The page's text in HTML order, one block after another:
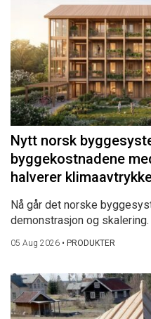
Nytt norsk
byggekostnadene
halverer
Nå går det norske
demonstrasjon og skalering.
05 Aug 2026 • PRODUKTER